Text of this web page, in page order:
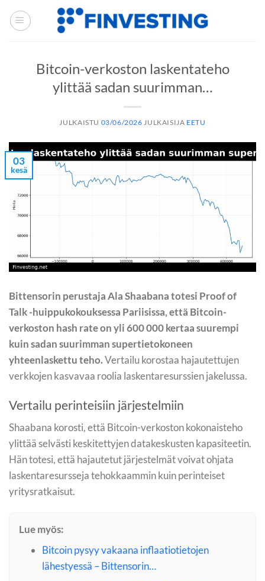
Siirry
sisältöön
Bitcoin-verkoston laskentateho
ylittää sadan suurimman…
JULKAISTU 03/06/2026 JULKAISIJA EETU
03
kesä
Bittensorin perustaja Ala Shaabana totesi Proof of
Talk -huippukokouksessa Pariisissa, että Bitcoin-
verkoston hash rate on yli 600 000 kertaa suurempi
kuin sadan suurimman supertietokoneen
yhteenlaskettu teho.Vertailu korostaa hajautettujen
verkkojen kasvavaa roolia laskentaresurssien jakelussa.
Vertailu perinteisiin järjestelmiin
Shaabana korosti, että Bitcoin-verkoston kokonaisteho
ylittää selvästi keskitettyjen datakeskusten kapasiteetin.
Hän totesi, että hajautetut järjestelmät voivat ohjata
laskentaresursseja tehokkaammin kuin perinteiset
yritysratkaisut.
Lue myös:
Bitcoin pysyy vakaana inflaatiotietojen
lähestyessä – Bittensorin…